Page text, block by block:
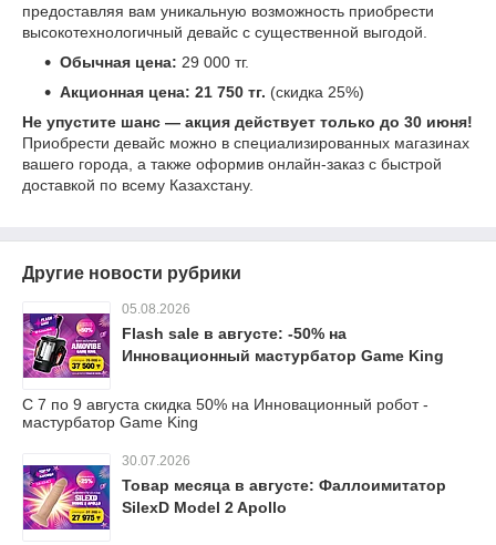
предоставляя вам уникальную возможность приобрести
высокотехнологичный девайс с существенной выгодой.
Обычная цена: 29 000 тг.
Акционная цена: 21 750 тг. (скидка 25%)
Не упустите шанс — акция действует только до 30 июня!
Приобрести девайс можно в специализированных магазинах
вашего города, а также оформив онлайн-заказ с быстрой
доставкой по всему Казахстану.
Другие новости рубрики
05.08.2026
Flash sale в августе: -50% на
Инновационный мастурбатор Game King
С 7 по 9 августа скидка 50% на Инновационный робот -
мастурбатор Game King
30.07.2026
Товар месяца в августе: Фаллоимитатор
SilexD Model 2 Apollo